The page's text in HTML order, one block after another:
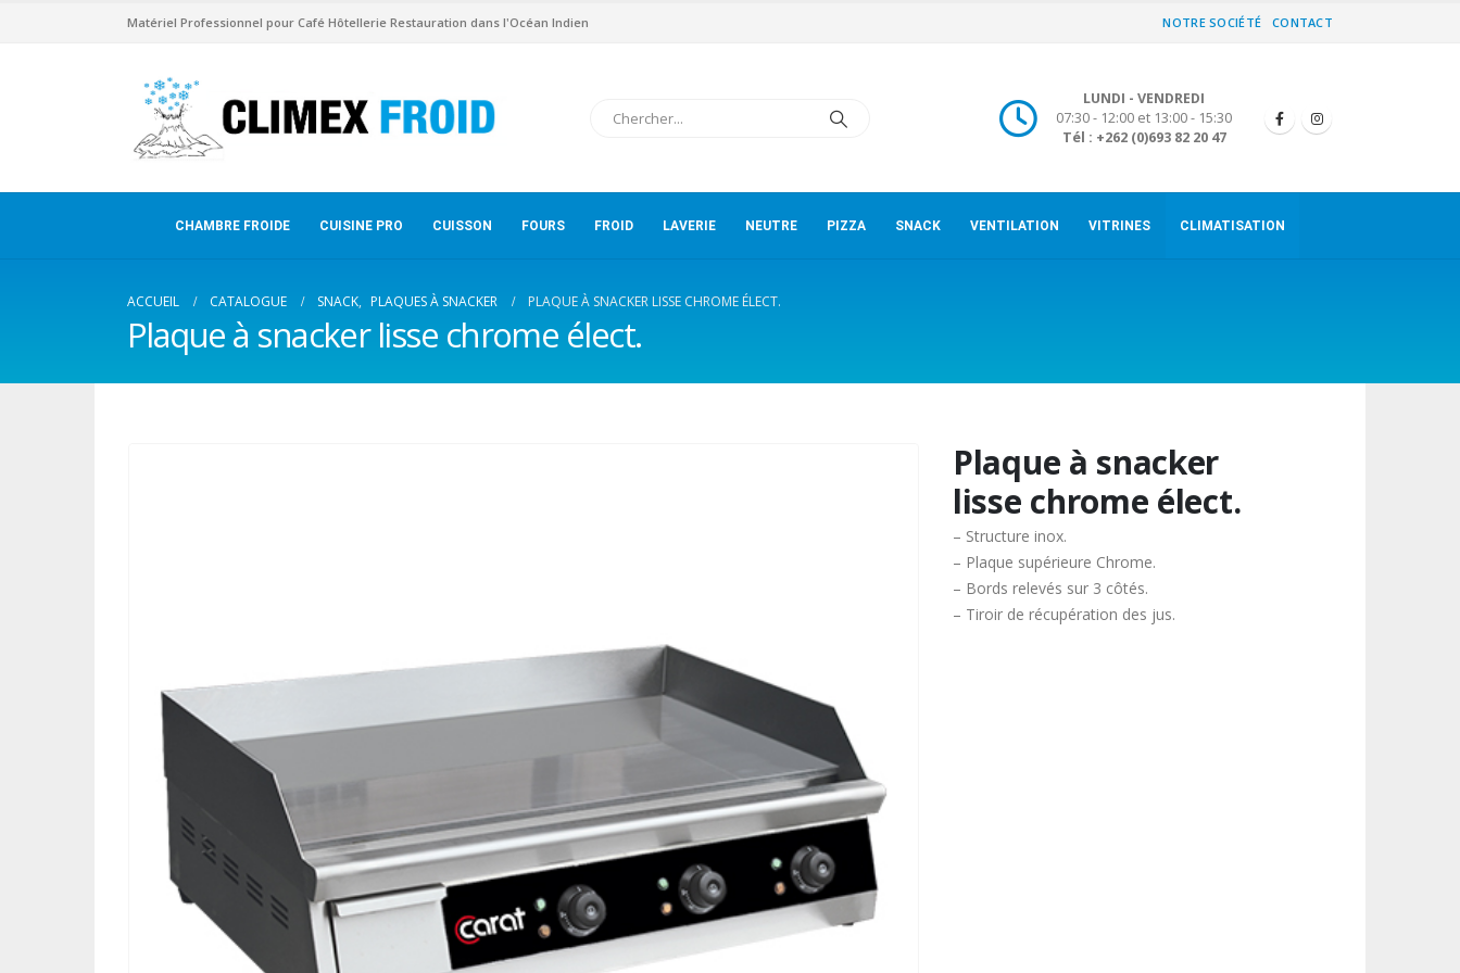
Matériel Professionnel pour Café Hôtellerie Restauration dans l'Océan Indien NOTRE SOCIÉTÉ CONTACT
LUNDI - VENDREDI
07:30 - 12:00 et 13:00 - 15:30
Tél : +262 (0)693 82 20 47
CHAMBRE FROIDE CUISINE PRO CUISSON FOURS FROID LAVERIE NEUTRE PIZZA SNACK VENTILATION VITRINES CLIMATISATION
ACCUEIL CATALOGUE SNACK, PLAQUES À SNACKER PLAQUE À SNACKER LISSE CHROME ÉLECT.
Plaque à snacker lisse chrome élect.
Plaque à snacker
lisse chrome élect.
– Structure inox.
– Plaque supérieure Chrome.
– Bords relevés sur 3 côtés.
– Tiroir de récupération des jus.